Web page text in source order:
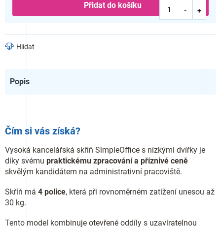
Přidat do košíku
Hlídat
Popis
Čím si vás získá?
Vysoká kancelářská skříň SimpleOffice s nízkými dvířky je
díky svému praktickému zpracování a příznivé ceně
skvělým kandidátem na administrativní pracoviště.
Skříň má 4 police, která při rovnoměrném zatížení unesou až
30 kg.
Tento model kombinuje otevřené oddíly s uzavíratelnou